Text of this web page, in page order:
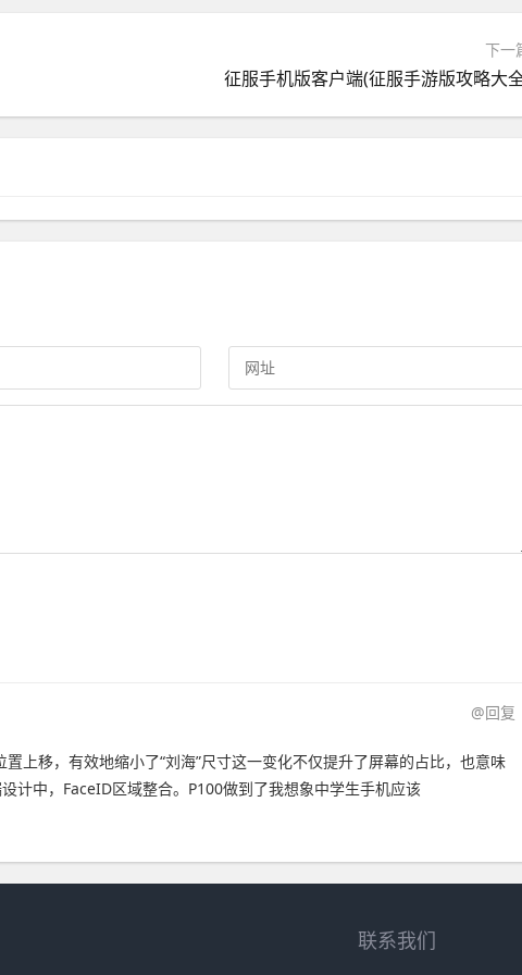
下一
征服手机版客户端(征服手游版攻略大
@回复
上移，有效地缩小了“刘海”尺寸这一变化不仅提升了屏幕的占比，也意味
计中，FaceID区域整合。P100做到了我想象中学生手机应该
联系我们